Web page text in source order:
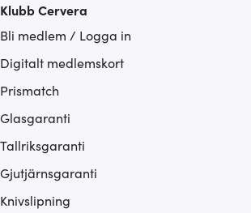
Klubb Cervera
Bli medlem / Logga in
Digitalt medlemskort
Prismatch
Glasgaranti
Tallriksgaranti
Gjutjärnsgaranti
Knivslipning